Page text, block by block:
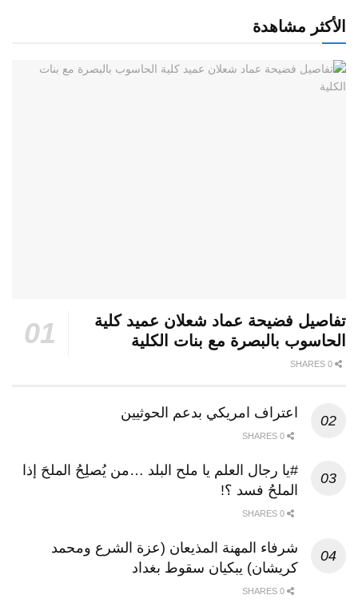
الأكثر مشاهدة
تفاصيل فضيحة عماد شعلان عميد كلية
الحاسوب بالبصرة مع بنات الكلية
اعتراف امريكي بدعم الحوثيين
#يا رجال العلم يا ملح البلد …من يُصلِحُ الملحَ إذا
الملحُ فسد ؟!
شرفاء المهنة المذيعان (عزة الشرع ومحمد
كريشان) يبكيان سقوط بغداد